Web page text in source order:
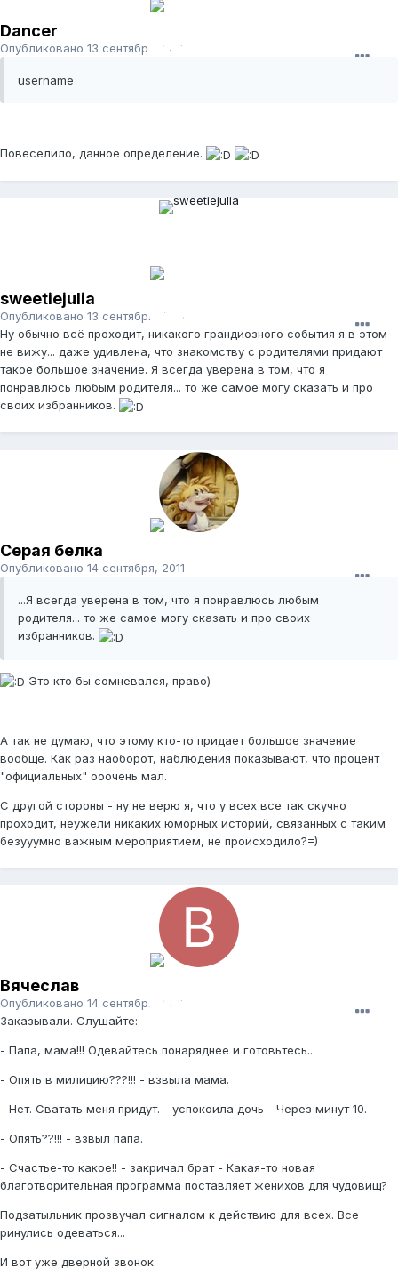
Dancer
Опубликовано 13 сентября, 2011
username
Повеселило, данное определение.
sweetiejulia
Опубликовано 13 сентября, 2011
Ну обычно всё проходит, никакого грандиозного события я в этом
не вижу... даже удивлена, что знакомству с родителями придают
такое большое значение. Я всегда уверена в том, что я
понравлюсь любым родителя... то же самое могу сказать и про
своих избранников.
Серая белка
Опубликовано 14 сентября, 2011
...Я всегда уверена в том, что я понравлюсь любым
родителя... то же самое могу сказать и про своих
избранников.
Это кто бы сомневался, право)
А так не думаю, что этому кто-то придает большое значение
вообще. Как раз наоборот, наблюдения показывают, что процент
"официальных" ооочень мал.
С другой стороны - ну не верю я, что у всех все так скучно
проходит, неужели никаких юморных историй, связанных с таким
безууумно важным мероприятием, не происходило?=)
Вячеслав
Опубликовано 14 сентября, 2011
Заказывали. Слушайте:
- Папа, мама!!! Одевайтесь понаряднее и готовьтесь...
- Опять в милицию???!!! - взвыла мама.
- Нет. Сватать меня придут. - успокоила дочь - Через минут 10.
- Опять??!!! - взвыл папа.
- Счастье-то какое!! - закричал брат - Какая-то новая
благотворительная программа поставляет женихов для чудовищ?
Подзатыльник прозвучал сигналом к действию для всех. Все
ринулись одеваться...
И вот уже дверной звонок.